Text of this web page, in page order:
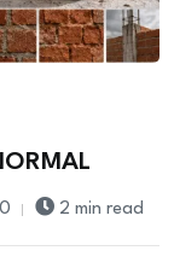
0 2 min read